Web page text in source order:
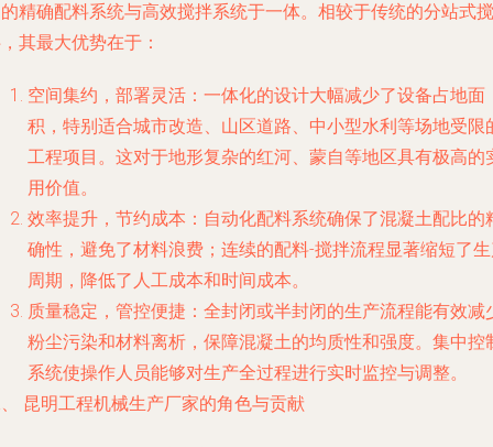
精确配料系统与高效搅拌系统于一体。相较于传统的分站式搅
其最大优势在于：
空间集约，部署灵活 ：一体化的设计大幅减少了设备占地面
积，特别适合城市改造、山区道路、中小型水利等场地受限
工程项目。这对于地形复杂的红河、蒙自等地区具有极高的
用价值。
效率提升，节约成本 ：自动化配料系统确保了混凝土配比的
确性，避免了材料浪费；连续的配料-搅拌流程显著缩短了
周期，降低了人工成本和时间成本。
质量稳定，管控便捷 ：全封闭或半封闭的生产流程能有效减
粉尘污染和材料离析，保障混凝土的均质性和强度。集中控
系统使操作人员能够对生产全过程进行实时监控与调整。
昆明工程机械生产厂家的角色与贡献